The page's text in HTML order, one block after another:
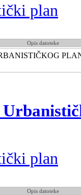
plan
Opis datoteke
plan
Opis datoteke